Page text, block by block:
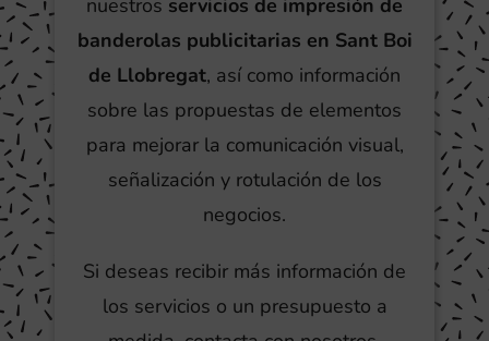
nuestros servicios de impresión de
banderolas publicitarias en Sant Boi
de Llobregat, así como información
sobre las propuestas de elementos
para mejorar la comunicación visual,
señalización y rotulación de los
negocios.
Si deseas recibir más información de
los servicios o un presupuesto a